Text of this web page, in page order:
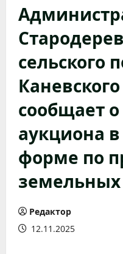
сельского
сообщает
аукциона
форме по
земельных
Редактор
12.11.2025